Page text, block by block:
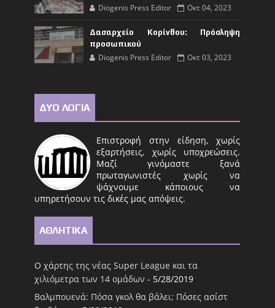
Diogenis Press Editor Οκτ 04, 2023
Δασαρχείο Κορίνθου: Πρόσληψη
προσωπικού
Diogenis Press Editor Οκτ 03, 2023
ΔΥΟ ΛΟΓΙΑ
Επιστροφή στην είδηση, χωρίς
εξαρτήσεις, χωρίς υποχρεώσεις.
Μαζί γινόμαστε ξανά
πρωταγωνιστές χωρίς να
ψάχνουμε κάποιους να
υπηρετήσουν τις δικές μας απόψεις.
ΑΘΛΗΤΙΚΑ
Ο χάρτης της νέας Super League και τα
χιλιόμετρα των 14 ομάδων - 5/28/2019
Βαλμπουενά: Πόσα γκολ θα βάλει; Πόσες ασίστ